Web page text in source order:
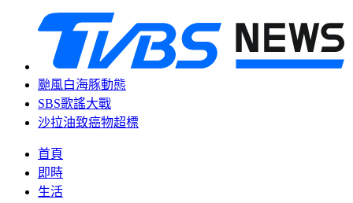
颱風白海豚動態
SBS歌謠大戰
沙拉油致癌物超標
首頁
即時
生活